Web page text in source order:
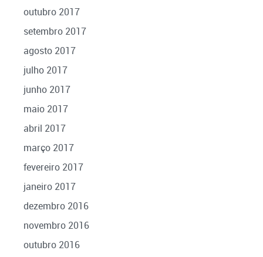
outubro 2017
setembro 2017
agosto 2017
julho 2017
junho 2017
maio 2017
abril 2017
março 2017
fevereiro 2017
janeiro 2017
dezembro 2016
novembro 2016
outubro 2016